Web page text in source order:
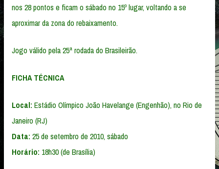
nos 28 pontos e ficam o sábado no 15º lugar, voltando a se
aproximar da zona do rebaixamento.
Jogo válido pela 25ª rodada do Brasileirão.
FICHA TÉCNICA
Local: Estádio Olímpico João Havelange (Engenhão), no Rio de
Janeiro (RJ)
Data: 25 de setembro de 2010, sábado
Horário: 18h30 (de Brasília)